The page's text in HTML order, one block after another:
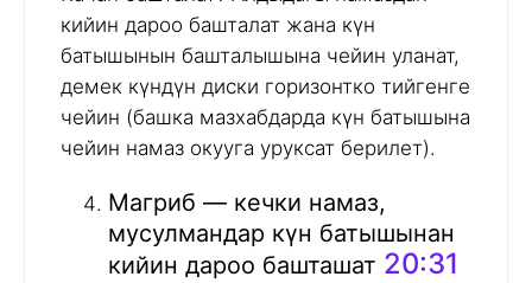
кийин дароо башталат жана күн
батышынын башталышына чейин уланат,
демек күндүн диски горизонтко тийгенге
чейин (башка мазхабдарда күн батышына
чейин намаз окууга уруксат берилет).
Магриб — кечки намаз,
мусулмандар күн батышынан
кийин дароо башташат 20:31